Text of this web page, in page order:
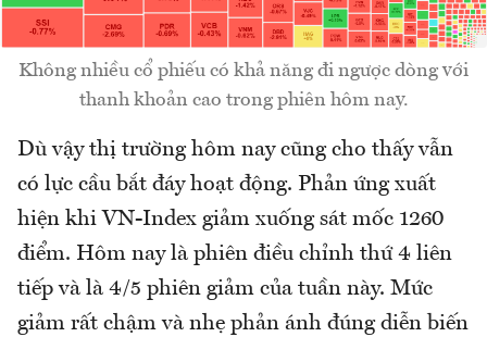
Không nhiều cổ phiếu có khả năng đi ngược dòng với
thanh khoản cao trong phiên hôm nay.
Dù vậy thị trường hôm nay cũng cho thấy vẫn
có lực cầu bắt đáy hoạt động. Phản ứng xuất
hiện khi VN-Index giảm xuống sát mốc 1260
điểm. Hôm nay là phiên điều chỉnh thứ 4 liên
tiếp và là 4/5 phiên giảm của tuần này. Mức
giảm rất chậm và nhẹ phản ánh đúng diễn biến